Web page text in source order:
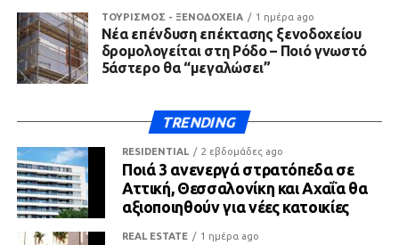
ΤΟΥΡΙΣΜΟΣ - ΞΕΝΟΔΟΧΕΙΑ 1 ημέρα ago
Νέα επένδυση επέκτασης ξενοδοχείου
δρομολογείται στη Ρόδο – Ποιό γνωστό
5άστερο θα “μεγαλώσει”
TRENDING
RESIDENTIAL 2 εβδομάδες ago
Ποιά 3 ανενεργά στρατόπεδα σε
Αττική, Θεσσαλονίκη και Αχαΐα θα
αξιοποιηθούν για νέες κατοικίες
REAL ESTATE 1 ημέρα ago